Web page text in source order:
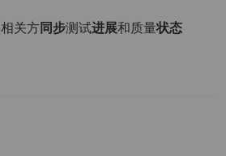
关方同步测试进展和质量状态